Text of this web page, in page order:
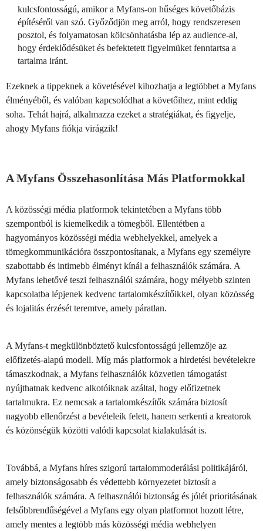
kulcsfontosságú, amikor a Myfans-on hűséges követőbázis
építéséről van szó. Győződjön meg arról, hogy rendszeresen
posztol, és folyamatosan kölcsönhatásba lép az audience-al,
hogy érdeklődésüket és befektetett figyelmüket fenntartsa a
tartalma iránt.
Ezeknek a tippeknek a követésével kihozhatja a legtöbbet a Myfans
élményéből, és valóban kapcsolódhat a követőihez, mint eddig
soha. Tehát hajrá, alkalmazza ezeket a stratégiákat, és figyelje,
ahogy Myfans fiókja virágzik!
A Myfans Összehasonlítása Más Platformokkal
A közösségi média platformok tekintetében a Myfans több
szempontból is kiemelkedik a tömegből. Ellentétben a
hagyományos közösségi média webhelyekkel, amelyek a
tömegkommunikációra összpontosítanak, a Myfans egy személyre
szabottabb és intimebb élményt kínál a felhasználók számára. A
Myfans lehetővé teszi felhasználói számára, hogy mélyebb szinten
kapcsolatba lépjenek kedvenc tartalomkészítőikkel, olyan közösség
és lojalitás érzését teremtve, amely páratlan.
A Myfans-t megkülönböztető kulcsfontosságú jellemzője az
előfizetés-alapú modell. Míg más platformok a hirdetési bevételekre
támaszkodnak, a Myfans felhasználók közvetlen támogatást
nyújthatnak kedvenc alkotóiknak azáltal, hogy előfizetnek
tartalmukra. Ez nemcsak a tartalomkészítők számára biztosít
nagyobb ellenőrzést a bevételeik felett, hanem serkenti a kreatorok
és közönségük közötti valódi kapcsolat kialakulását is.
Továbbá, a Myfans híres szigorú tartalommoderálási politikájáról,
amely biztonságosabb és védettebb környezetet biztosít a
felhasználók számára. A felhasználói biztonság és jólét prioritásának
felsőbbrendűségével a Myfans egy olyan platformot hozott létre,
amely mentes a legtöbb más közösségi média webhelyen